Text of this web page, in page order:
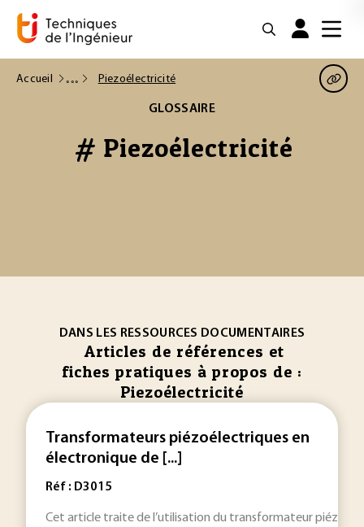
Accueil Piezoélectricité
GLOSSAIRE
# Piezoélectricité
DANS LES RESSOURCES DOCUMENTAIRES
Articles de références et
fiches pratiques à propos de :
Piezoélectricité
Transformateurs piézoélectriques en
électronique de [...]
Réf : D3015
Cet article traite de l’utilisation du transformateur